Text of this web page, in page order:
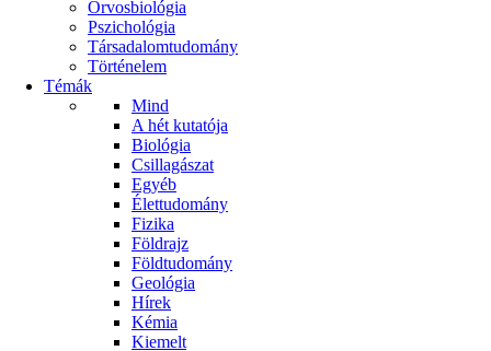
Orvosbiológia
Pszichológia
Társadalomtudomány
Történelem
Témák
Mind
A hét kutatója
Biológia
Csillagászat
Egyéb
Élettudomány
Fizika
Földrajz
Földtudomány
Geológia
Hírek
Kémia
Kiemelt